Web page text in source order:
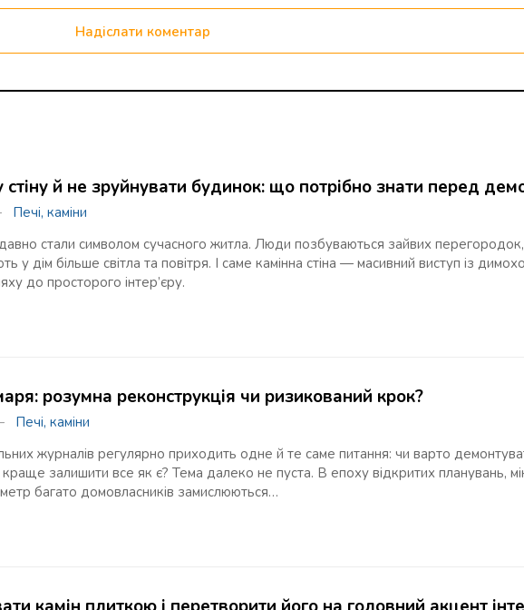
Надіслати коментар
стіну й не зруйнувати будинок: що потрібно знати перед
Печі, каміни
стали символом сучасного житла. Люди позбуваються зайвих перегородок,
у дім більше світла та повітря. І саме камінна стіна — масивний виступ із
до просторого інтер’єру.
розумна реконструкція чи ризикований крок?
Печі, каміни
журналів регулярно приходить одне й те саме питання: чи варто
залишити все як є? Тема далеко не пуста. В епоху відкритих планувань,
багато домовласників замислюються…